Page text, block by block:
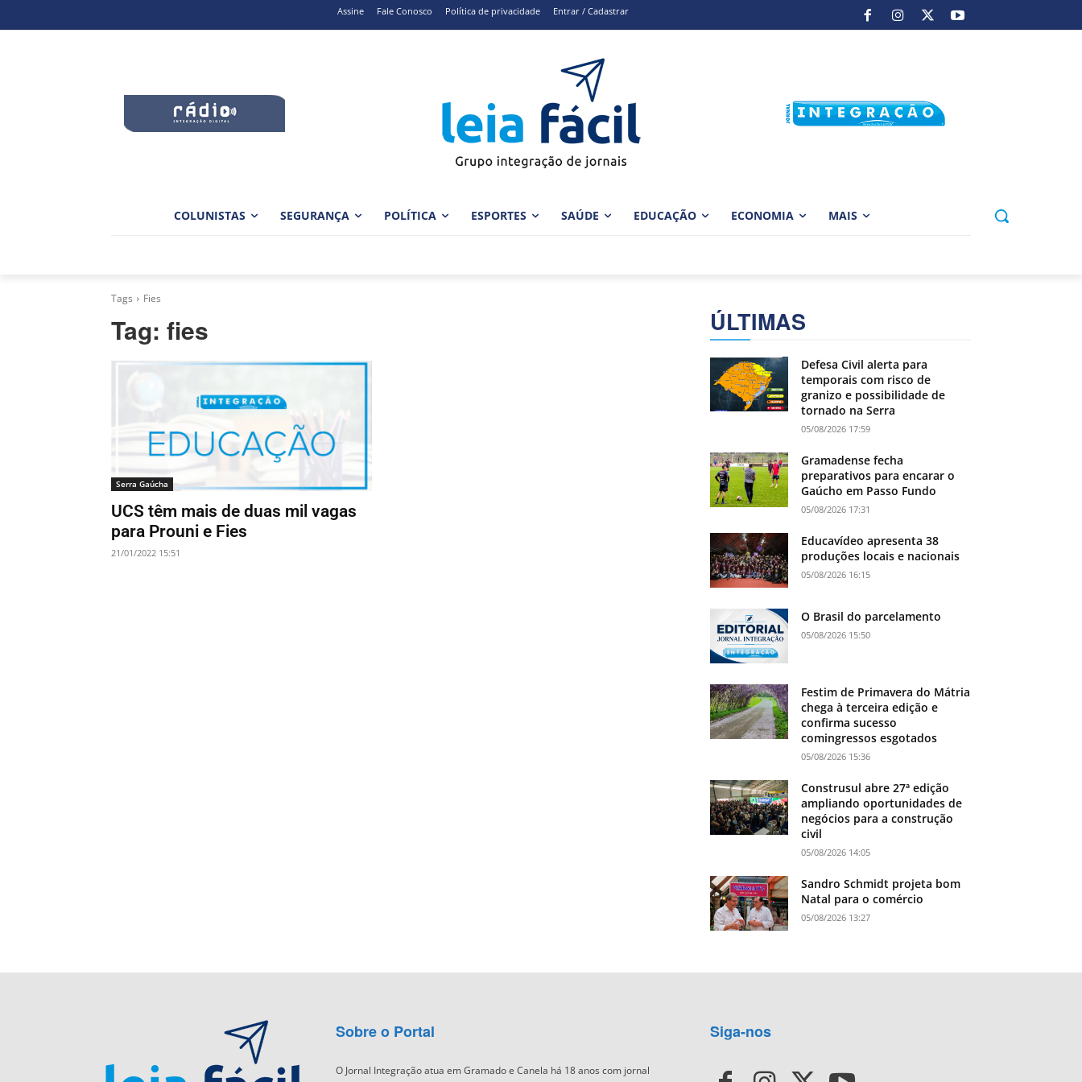
Assine Fale Conosco Política de privacidade Entrar / Cadastrar
COLUNISTAS SEGURANÇA POLÍTICA ESPORTES SAÚDE EDUCAÇÃO ECONOMIA MAIS
Tags Fies
Tag: fies
Serra Gaúcha
UCS têm mais de duas mil vagas
para Prouni e Fies
21/01/2022 15:51
ÚLTIMAS
Defesa Civil alerta para
temporais com risco de
granizo e possibilidade de
tornado na Serra
05/08/2026 17:59
Gramadense fecha
preparativos para encarar o
Gaúcho em Passo Fundo
05/08/2026 17:31
Educavídeo apresenta 38
produções locais e nacionais
05/08/2026 16:15
O Brasil do parcelamento
05/08/2026 15:50
Festim de Primavera do Mátria
chega à terceira edição e
confirma sucesso
comingressos esgotados
05/08/2026 15:36
Construsul abre 27ª edição
ampliando oportunidades de
negócios para a construção
civil
05/08/2026 14:05
Sandro Schmidt projeta bom
Natal para o comércio
05/08/2026 13:27
Sobre o Portal
O Jornal Integração atua em Gramado e Canela há 18 anos com jornal
Siga-nos